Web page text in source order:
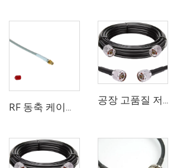
RF 동축 케이블 sma 3D-FB 통신 와이파이 시스템용 저손실
공장 고품질 저손실 RF LSR400 케이블 LSR600 안테나 시스템용 동축 케이블